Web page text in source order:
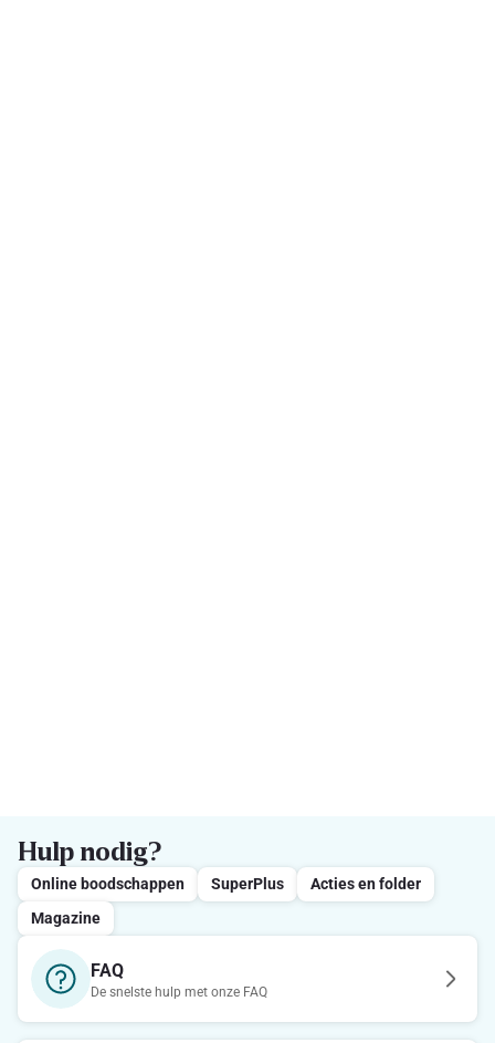
Hulp nodig?
Online boodschappen SuperPlus
Acties en folder
Magazine
FAQ
De snelste hulp met onze FAQ